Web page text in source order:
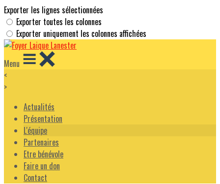
Exporter les lignes sélectionnées
Exporter toutes les colonnes
Exporter uniquement les colonnes affichées
Menu
<
>
Actualités
Présentation
L'équipe
Partenaires
Etre bénévole
Faire un don
Contact